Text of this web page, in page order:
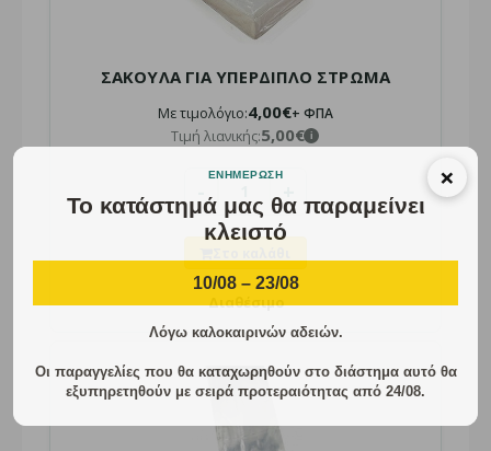
×
ΕΝΗΜΈΡΩΣΗ
Το κατάστημά μας θα παραμείνει
κλειστό
10/08 – 23/08
Λόγω καλοκαιρινών αδειών.
Οι παραγγελίες που θα καταχωρηθούν στο διάστημα αυτό θα
εξυπηρετηθούν με σειρά προτεραιότητας από 24/08.
Φάκελοι Courier (Courier Bags): Η επαγγελματική λύση για
Τιμή χονδρικής:
2,80€ + ΦΠΑ
ΣΑΚΟΥΛΑ ΓΙΑ ΥΠΕΡΔΙΠΛΟ ΣΤΡΩΜΑ
Με τιμολόγιο:4,00€+ ΦΠΑ
Τιμή λιανικής:5,00€ i
Διαθέσιμο